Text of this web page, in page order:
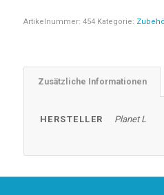
Artikelnummer: 454 Kategorie:
Zusätzliche Informationen
HERSTELLER Planet L